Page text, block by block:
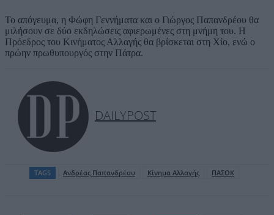
Το απόγευμα, η Φώφη Γεννήματα και ο Γιώργος Παπανδρέου θα
μιλήσουν σε δύο εκδηλώσεις αφιερωμένες στη μνήμη του. Η
Πρόεδρος του Κινήματος Αλλαγής θα βρίσκεται στη Χίο, ενώ ο
πρώην πρωθυπουργός στην Πάτρα.
DAILYPOST
TAGS Ανδρέας Παπανδρέου Κίνημα Αλλαγής ΠΑΣΟΚ